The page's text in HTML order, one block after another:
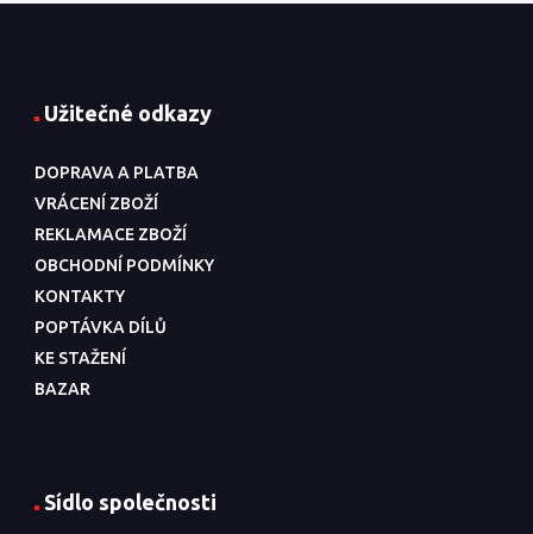
Užitečné odkazy
DOPRAVA A PLATBA
VRÁCENÍ ZBOŽÍ
REKLAMACE ZBOŽÍ
OBCHODNÍ PODMÍNKY
KONTAKTY
POPTÁVKA DÍLŮ
KE STAŽENÍ
BAZAR
Sídlo společnosti